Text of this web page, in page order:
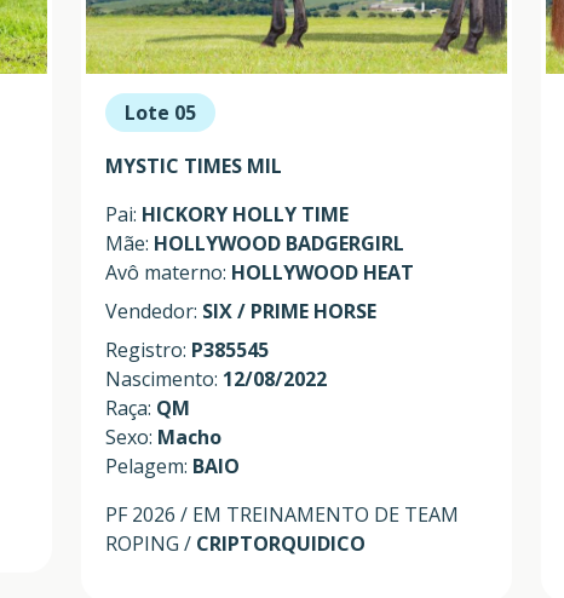
Lote 05
MYSTIC TIMES MIL
Pai: HICKORY HOLLY TIME
Mãe: HOLLYWOOD BADGERGIRL
Avô materno: HOLLYWOOD HEAT
Vendedor: SIX / PRIME HORSE
Registro: P385545
Nascimento: 12/08/2022
Raça: QM
Sexo: Macho
Pelagem: BAIO
PF 2026 / EM TREINAMENTO DE TEAM
ROPING / CRIPTORQUIDICO